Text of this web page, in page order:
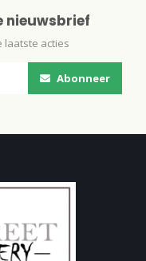
nieuwsbrief
laatste acties
Abonneer